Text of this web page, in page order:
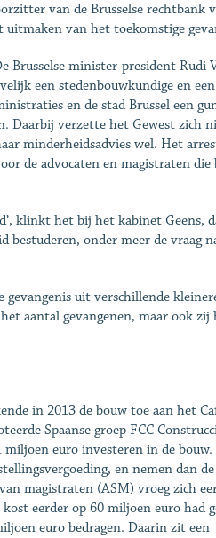
van de Brusselse rechtbank
van het toekomstige
Brusselse minister-president
een stedenbouwkundige en
en de stad Brussel een
Daarbij verzette het Gewest zich
minderheidsadvies wel. Het
de advocaten en magistraten
klinkt het bij het kabinet Geens,
onder meer de vraag
uit verschillende
aantal gevangenen, maar ook
in 2013 de bouw toe aan het
Spaanse groep FCC
euro investeren in de bouw.
en nemen dan
magistraten (ASM) vroeg zich
eerder op 60 miljoen euro had
euro bedragen. Daarin zit een